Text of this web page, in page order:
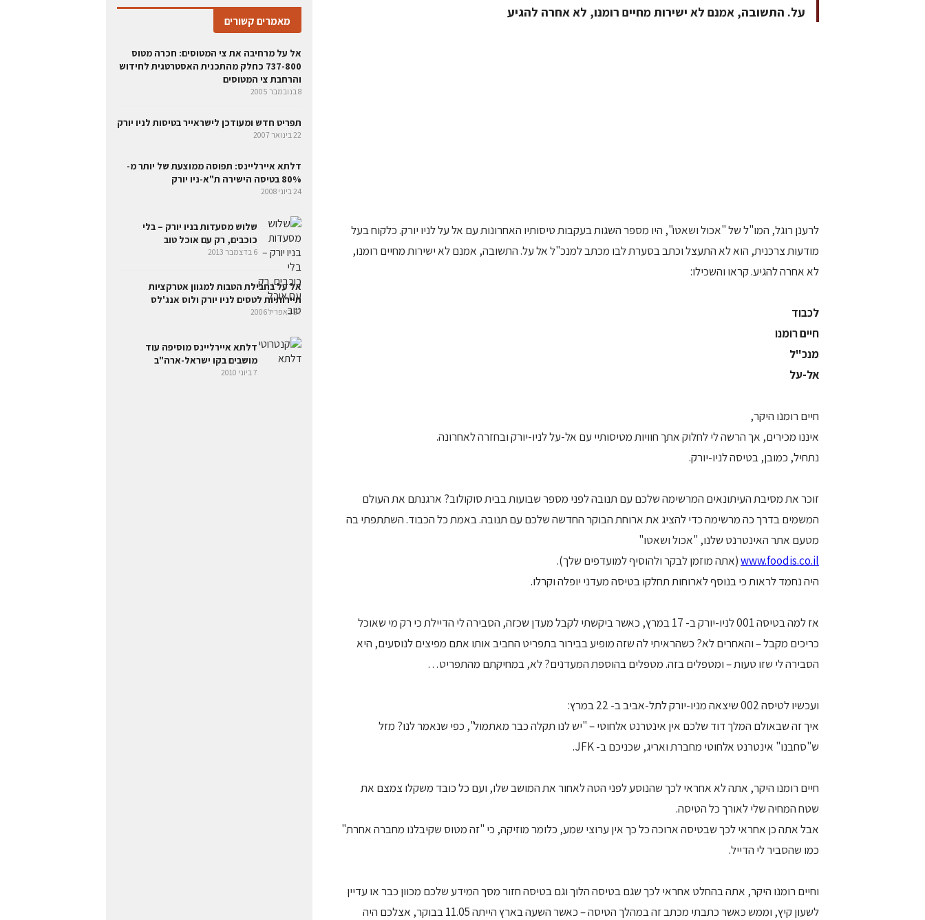
על. התשובה, אמנם לא ישירות מחיים רומנו, לא אחרה להגיע
לרענן רוגל, המו"ל של "אכול ושאטו", היו מספר השגות בעקבות טיסותיו האחרונות עם אל על לניו יורק. כלקוח בעל
מודעות צרכנית, הוא לא התעצל וכתב בסערת לבו מכתב למנכ"ל אל על. התשובה, אמנם לא ישירות מחיים רומנו,
לא אחרה להגיע. קראו והשכילו:
לכבוד
חיים רומנו
מנכ"ל
אל-על
חיים רומנו היקר,
איננו מכירים, אך הרשה לי לחלוק אתך חוויות מטיסותיי עם אל-על לניו-יורק ובחזרה לאחרונה.
נתחיל, כמובן, בטיסה לניו-יורק.
זוכר את מסיבת העיתונאים המרשימה שלכם עם תנובה לפני מספר שבועות בבית סוקולוב? ארגנתם את העולם
המשמים בדרך כה מרשימה כדי להציג את ארוחת הבוקר החדשה שלכם עם תנובה. באמת כל הכבוד. השתתפתי בה
מטעם אתר האינטרנט שלנו, "אכול ושאטו"
www.foodis.co.il(אתה מוזמן לבקר ולהוסיף למועדפים שלך).
היה נחמד לראות כי בנוסף לארוחות תחלקו בטיסה מעדני יופלה וקרלו.
אז למה בטיסה 001 לניו-יורק ב- 17 במרץ, כאשר ביקשתי לקבל מעדן שכזה, הסבירה לי הדיילת כי רק מי שאוכל
כריכים מקבל – והאחרים לא? כשהראיתי לה שזה מופיע בבירור בתפריט החביב אותו אתם מפיצים לנוסעים, היא
הסבירה לי שזו טעות – ומטפלים בזה. מטפלים בהוספת המעדנים? לא, במחיקתם מהתפריט…
ועכשיו לטיסה 002 שיצאה מניו-יורק לתל-אביב ב- 22 במרץ:
איך זה שבאולם המלך דוד שלכם אין אינטרנט אלחוטי – "יש לנו תקלה כבר מאתמול", כפי שנאמר לנו? מזל
ש"סחבנו" אינטרנט אלחוטי מחברת ואריג, שכניכם ב- JFK.
חיים רומנו היקר, אתה לא אחראי לכך שהנוסע לפני הטה לאחור את המושב שלו, ועם כל כובד משקלו צמצם את
שטח המחיה שלי לאורך כל הטיסה.
אבל אתה כן אחראי לכך שבטיסה ארוכה כל כך אין ערוצי שמע, כלומר מוזיקה, כי "זה מטוס שקיבלנו מחברה אחרת"
כמו שהסביר לי הדייל.
וחיים רומנו היקר, אתה בהחלט אחראי לכך שגם בטיסה הלוך וגם בטיסה חזור מסך המידע שלכם מכוון כבר או עדיין
לשעון קיץ, וממש כאשר כתבתי מכתב זה במהלך הטיסה – כאשר השעה בארץ הייתה 11.05 בבוקר, אצלכם היה
מאמרים קשורים
אל על מרחיבה את צי המטוסים: חכרה מטוס
737-800 כחלק מהתכנית האסטרטגית לחידוש
והרחבת צי המטוסים
8 בנובמבר 2005
תפריט חדש ומעודכן לישראייר בטיסות לניו יורק
22 בינואר 2007
דלתא איירליינס: תפוסה ממוצעת של יותר מ-
80% בטיסה הישירה ת"א-ניו יורק
24 ביוני 2008
שלוש מסעדות בניו יורק – בלי
כוכבים, רק עם אוכל טוב
6 בדצמבר 2013
אל על בחבילת הטבות למגוון אטרקציות
תיירותיות לטסים לניו יורק ולוס אנג'לס
27 באפריל 2006
דלתא איירליינס מוסיפה עוד
מושבים בקו ישראל-ארה"ב
7 ביוני 2010